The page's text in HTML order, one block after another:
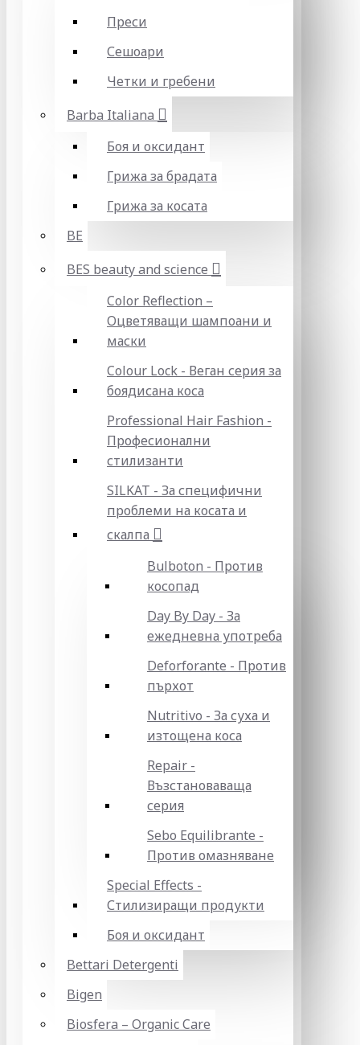
Преси
Сешоари
Четки и гребени
Barba Italiana
Боя и оксидант
Грижа за брадата
Грижа за косата
BE
BES beauty and science
Color Reflection –
Оцветяващи шампоани и
маски
Colour Lock - Веган серия за
боядисана коса
Professional Hair Fashion -
Професионални
стилизанти
SILKAT - За специфични
проблеми на косата и
скалпа
Bulboton - Против
косопад
Day By Day - За
ежедневна употреба
Deforforante - Против
пърхот
Nutritivo - За суха и
изтощена коса
Repair -
Възстановаваща
серия
Sebo Equilibrante -
Против омазняване
Special Effects -
Стилизиращи продукти
Боя и оксидант
Bettari Detergenti
Bigen
Biosfera – Organic Care